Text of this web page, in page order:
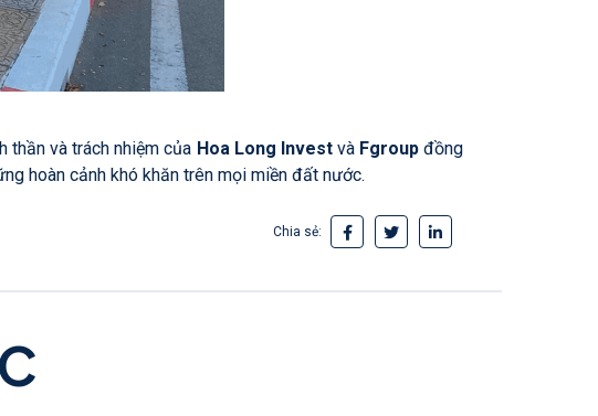
thần và trách nhiệm của Hoa Long Investvà Fgroupđồng
hoàn cảnh khó khăn trên mọi miền đất nước.
Chia sẻ:
C